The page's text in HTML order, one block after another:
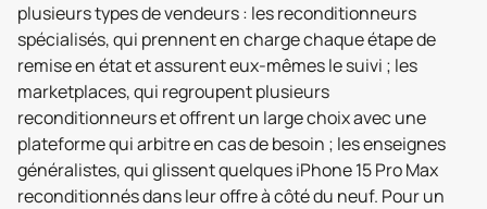
plusieurs types de vendeurs : les reconditionneurs
spécialisés, qui prennent en charge chaque étape de
remise en état et assurent eux-mêmes le suivi ; les
marketplaces, qui regroupent plusieurs
reconditionneurs et offrent un large choix avec une
plateforme qui arbitre en cas de besoin ; les enseignes
généralistes, qui glissent quelques iPhone 15 Pro Max
reconditionnés dans leur offre à côté du neuf. Pour un